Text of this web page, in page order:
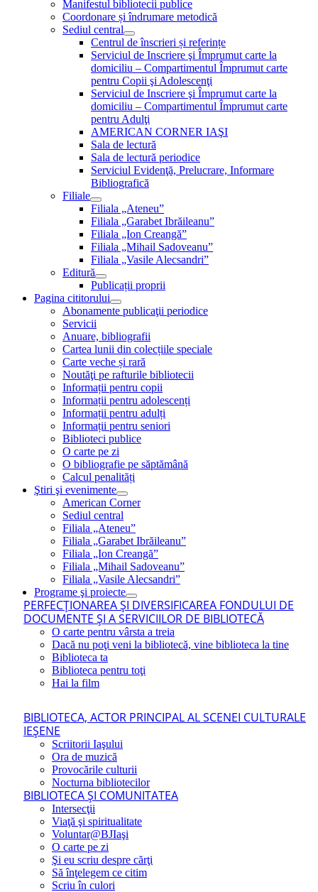
Manifestul bibliotecii publice
Coordonare și îndrumare metodică
Sediul central
Centrul de înscrieri și referințe
Serviciul de Inscriere şi Împrumut carte la
domiciliu – Compartimentul Împrumut carte
pentru Copii şi Adolescenţi
Serviciul de Inscriere şi Împrumut carte la
domiciliu – Compartimentul Împrumut carte
pentru Adulţi
AMERICAN CORNER IAŞI
Sala de lectură
Sala de lectură periodice
Serviciul Evidenţă, Prelucrare, Informare
Bibliografică
Filiale
Filiala „Ateneu”
Filiala „Garabet Ibrăileanu”
Filiala „Ion Creangă”
Filiala „Mihail Sadoveanu”
Filiala „Vasile Alecsandri”
Editură
Publicații proprii
Pagina cititorului
Abonamente publicaţii periodice
Servicii
Anuare, bibliografii
Cartea lunii din colecțiile speciale
Carte veche și rară
Noutăţi pe rafturile bibliotecii
Informații pentru copii
Informații pentru adolescenți
Informații pentru adulți
Informații pentru seniori
Biblioteci publice
O carte pe zi
O bibliografie pe săptămână
Calcul penalități
Ştiri şi evenimente
American Corner
Sediul central
Filiala „Ateneu”
Filiala „Garabet Ibrăileanu”
Filiala „Ion Creangă”
Filiala „Mihail Sadoveanu”
Filiala „Vasile Alecsandri”
Programe şi proiecte
PERFECŢIONAREA ŞI DIVERSIFICAREA FONDULUI DE
DOCUMENTE ŞI A SERVICIILOR DE BIBLIOTECĂ
O carte pentru vârsta a treia
Dacă nu poţi veni la bibliotecă, vine biblioteca la tine
Biblioteca ta
Biblioteca pentru toţi
Hai la film
BIBLIOTECA, ACTOR PRINCIPAL AL SCENEI CULTURALE
IEŞENE
Scriitorii Iaşului
Ora de muzică
Provocările culturii
Nocturna bibliotecilor
BIBLIOTECA ŞI COMUNITATEA
Intersecţii
Viaţă şi spiritualitate
Voluntar@BJIaşi
O carte pe zi
Şi eu scriu despre cărţi
Să înţelegem ce citim
Scriu în culori